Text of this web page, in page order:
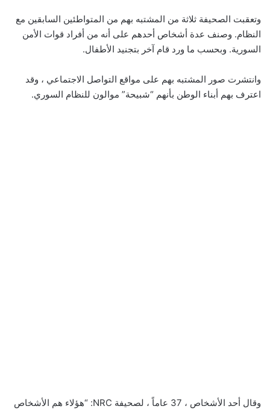
وتعقبت الصحيفة ثلاثة من المشتبه بهم من المتواطئين السابقين مع
النظام. وصنف عدة أشخاص أحدهم على أنه من أفراد قوات الأمن
السورية. وبحسب ما ورد قام آخر بتجنيد الأطفال.
وانتشرت صور المشتبه بهم على مواقع التواصل الاجتماعي ، وقد
اعترف بهم أبناء الوطن بأنهم “شبيحة” موالون للنظام السوري.
وقال أحد الأشخاص ، 37 عاماً ، لصحيفة NRC: “هؤلاء هم الأشخاص